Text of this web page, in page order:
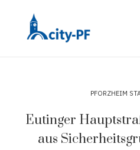
PFORZHEIM
Eutinger
aus